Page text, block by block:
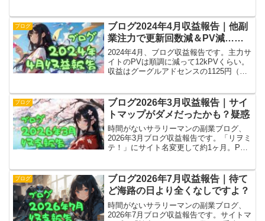
です。今日からこのサイトは「リヲミ
テ！」になりました。
ブログ
ブログ2024年4月収益報告｜他副
業注力で更新回数減＆PV減……
2024年4月、ブログ収益報告です。主力サ
イトのPVは順調に減って12kPVくらい。
収益はグーグルアドセンスの1125円（正
業を軌道に乗せて回復を狙います！
ブログ
ブログ2026年3月収益報告｜サイ
トマップがダメだったかも？疑惑
時間がないサラリーマンの副業ブログ、
2026年3月ブログ収益報告です。「リヲミ
テ！」にサイト名変更して約1ヶ月。PV
たっぽくて、これを修正したので来月が
楽しみですよ！
ブログ
ブログ2026年7月収益報告｜待て
ど海路の日より全くなしですよ？
時間がないサラリーマンの副業ブログ、
2026年7月ブログ収益報告です。サイトマ